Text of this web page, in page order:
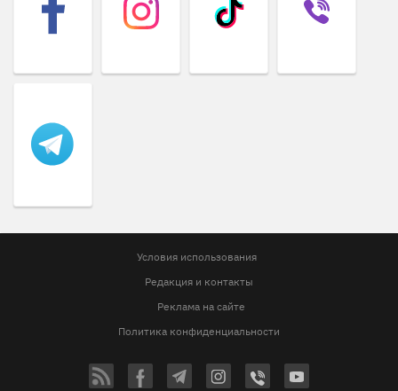
Условия использования
Редакция и контакты
Реклама на сайте
Политика конфиденциальности